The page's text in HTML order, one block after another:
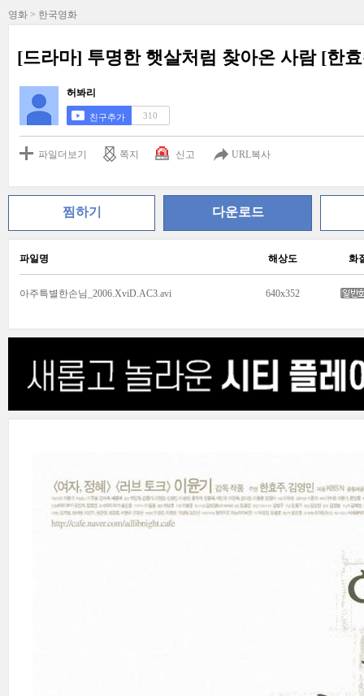
영화 > 한국영화
[드라마] 투명한 햇살처럼 찾아온 사람 [한
허봐리
친구추가 310
파일더보기 쪽지 신고 URL복사
찜하기 다운로드
파일명 해상도 화
아주특별한손님_2006.XviD.AC3.avi 640x352